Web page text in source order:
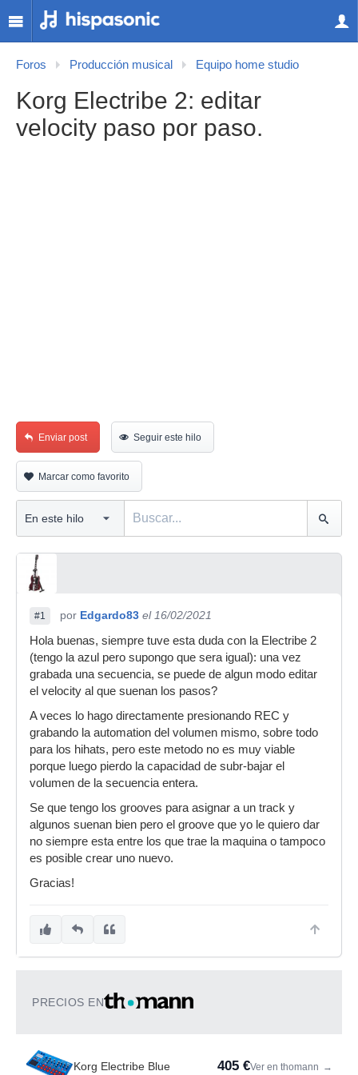
Foros Producción musical Equipo home studio
Korg Electribe 2: editar
velocity paso por paso.
Enviar post Seguir este hilo
Marcar como favorito
#1 por Edgardo83 el 16/02/2021
Hola buenas, siempre tuve esta duda con la Electribe 2
(tengo la azul pero supongo que sera igual): una vez
grabada una secuencia, se puede de algun modo editar
el velocity al que suenan los pasos?
A veces lo hago directamente presionando REC y
grabando la automation del volumen mismo, sobre todo
para los hihats, pero este metodo no es muy viable
porque luego pierdo la capacidad de subr-bajar el
volumen de la secuencia entera.
Se que tengo los grooves para asignar a un track y
algunos suenan bien pero el groove que yo le quiero dar
no siempre esta entre los que trae la maquina o tampoco
es posible crear uno nuevo.
Gracias!
PRECIOS EN
Korg Electribe Blue 405 €Ver en thomann →